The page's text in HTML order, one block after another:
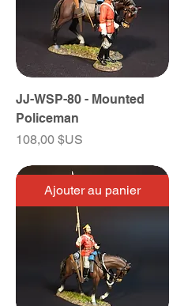
JJ-WSP-80 - Mounted
Policeman
Prix
108,00 $US
Ajouter au panier